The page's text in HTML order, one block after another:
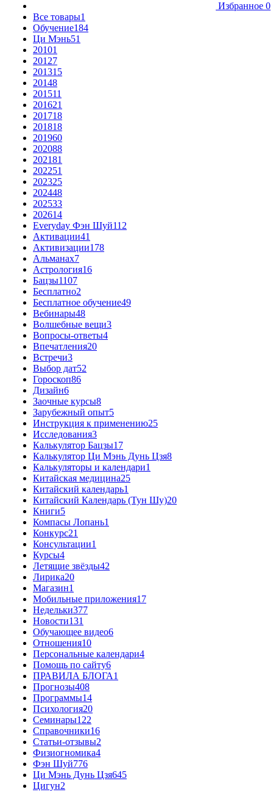
Избранное 0
Все товары1
Обучение184
Ци Мэнь51
20101
20127
201315
20148
201511
201621
201718
201818
201960
202088
202181
202251
202325
202448
202533
202614
Everyday Фэн Шуй112
Активации41
Активизации178
Альманах7
Астрология16
Бацзы1107
Бесплатно2
Бесплатное обучение49
Вебинары48
Волшебные вещи3
Вопросы-ответы4
Впечатления20
Встречи3
Выбор дат52
Гороскоп86
Дизайн6
Заочные курсы8
Зарубежный опыт5
Инструкция к применению25
Исследования3
Калькулятор Бацзы17
Калькулятор Ци Мэнь Дунь Цзя8
Калькуляторы и календари1
Китайская медицина25
Китайский календарь1
Китайский Календарь (Тун Шу)20
Книги5
Компасы Лопань1
Конкурс21
Консультации1
Курсы4
Летящие звёзды42
Лирика20
Магазин1
Мобильные приложения17
Недельки377
Новости131
Обучающее видео6
Отношения10
Персональные календари4
Помощь по сайту6
ПРАВИЛА БЛОГА1
Прогнозы408
Программы14
Психология20
Семинары122
Справочники16
Статьи-отзывы2
Физиогномика4
Фэн Шуй776
Ци Мэнь Дунь Цзя645
Цигун2